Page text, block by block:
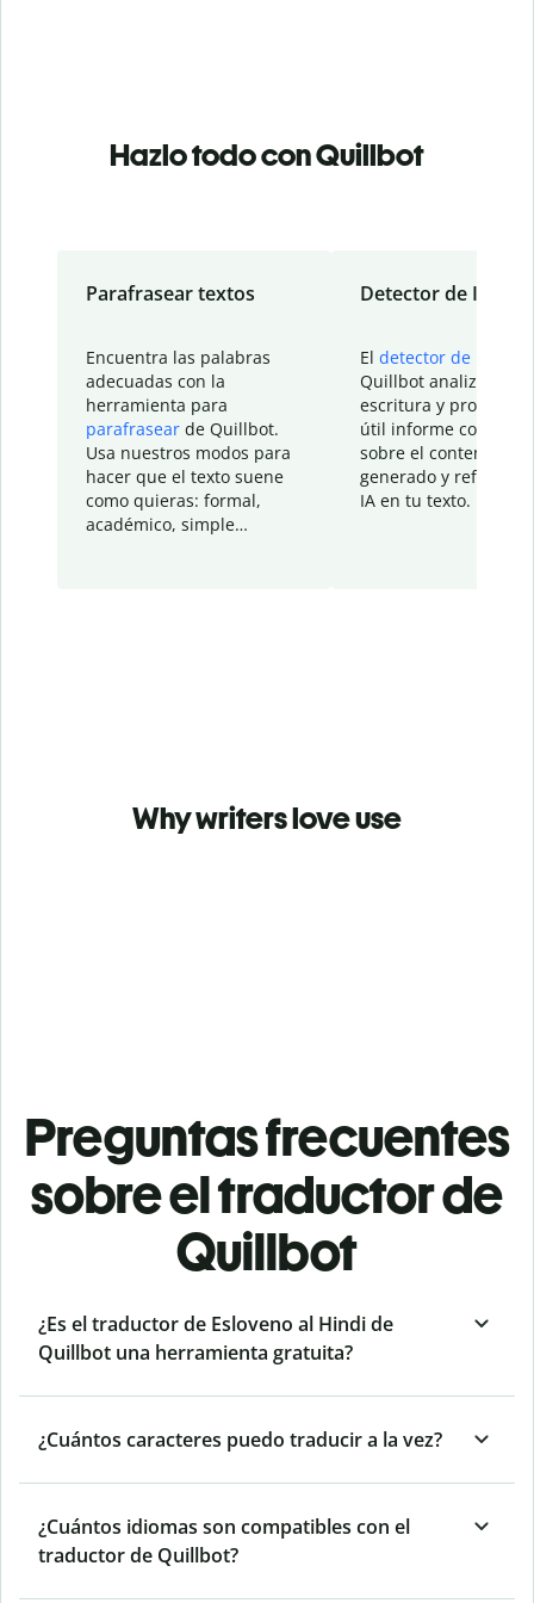
Hazlo todo con Quillbot
Parafrasear textos
Encuentra las palabras
adecuadas con la
herramienta para
parafrasear de Quillbot.
Usa nuestros modos para
hacer que el texto suene
como quieras: formal,
académico, simple…
Detector de IA
El detector de IA
Quillbot analiza tu
escritura y
útil informe con
sobre el contenido
generado y refinado
IA en tu texto.
Why writers love use
Preguntas frecuentes
sobre el traductor de
Quillbot
¿Es el traductor de Esloveno al Hindi de
Quillbot una herramienta gratuita?
¿Cuántos caracteres puedo traducir a la vez?
¿Cuántos idiomas son compatibles con el
traductor de Quillbot?